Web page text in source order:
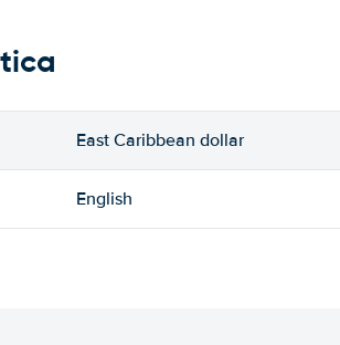
East Caribbean dollar
English